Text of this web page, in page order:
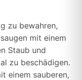
zu bewahren,
mit einem
Staub und
zu beschädigen.
einem sauberen,